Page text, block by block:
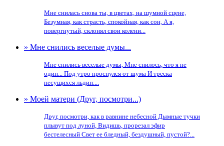
Мне снилась снова ты, в цветах, на шумной сцене,
Безумная, как страсть, спокойная, как сон, А я,
повергнутый, склонял свои колени...
» Мне снились веселые думы...
Мне снились веселые думы, Мне снилось, что я не
один... Под утро проснулся от шума И треска
несущихся льдин....
» Моей матери (Друг, посмотри...)
Друг, посмотри, как в равнине небесной Дымные тучки
плывут под луной, Видишь, прорезал эфир
бестелесный Свет ее бледный, бездушный, пустой?...